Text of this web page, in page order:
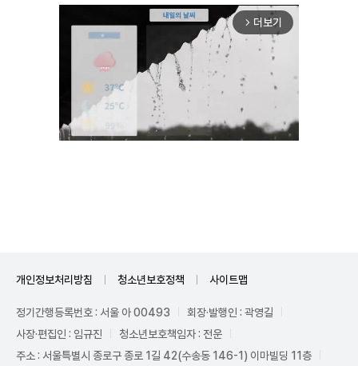
arrow_forward_ios 더보기
개인정보처리방침 청소년보호정책 사이트맵
정기간행등록번호 : 서울 아 00493
회장·발행인 : 곽영길
사장·편집인 : 임규진
청소년보호책임자 : 전운
주소 : 서울특별시 종로구 종로 1길 42(수송동 146-1) 이마빌딩 11층